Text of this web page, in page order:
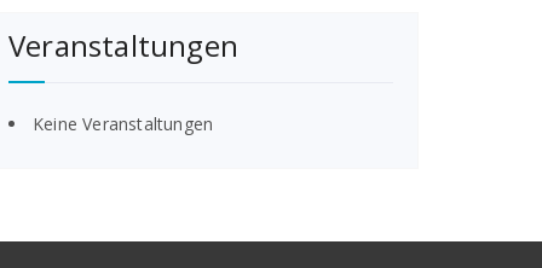
Veranstaltungen
Keine Veranstaltungen